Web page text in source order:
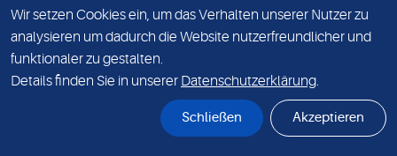
NEWS PARTNER
Wir setzen Cookies ein, um das Verhalten unserer Nutzer zu
analysieren um dadurch die Website nutzerfreundlicher und
funktionaler zu gestalten.
Details finden Sie in unserer Datenschutzerklärung.
Schließen Akzeptieren